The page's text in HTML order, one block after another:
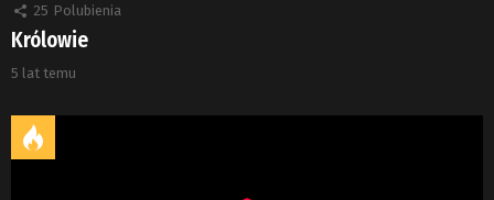
25 Polubienia
Królowie
5 lat temu